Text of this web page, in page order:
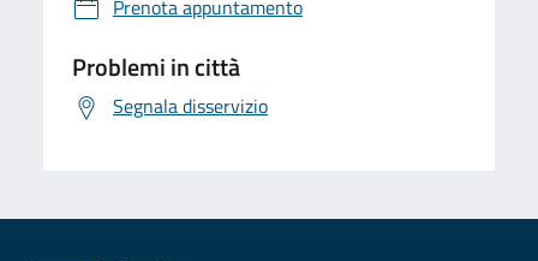
Prenota appuntamento
Problemi in città
Segnala disservizio